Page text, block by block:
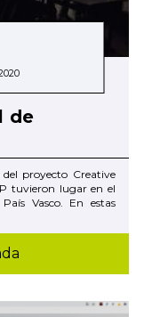
de
proyecto Creative
tuvieron lugar en el
Vasco. En estas